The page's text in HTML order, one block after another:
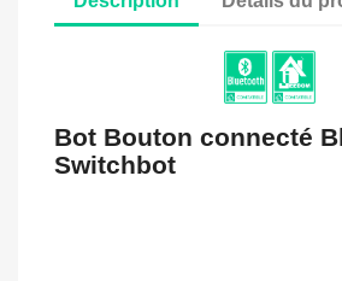
Bot Bouton connecté
Switchbot